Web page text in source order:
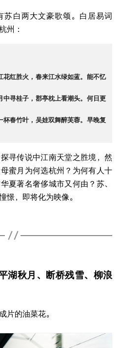
苏白两大文豪歌颂。白居易词
州：
花红胜火，春来江水绿如蓝。能不忆
中寻桂子，郡亭枕上看潮头。何日更
杯春竹叶，吴娃双舞醉芙蓉。早晚复
寻传说中江南天堂之胜境，然
蜜月为何选杭州？为何有人十
夏著名奢侈城市又何由？苏、
憬，即将化为映像。
湖秋月、断桥残雪、柳浪
片的油菜花。